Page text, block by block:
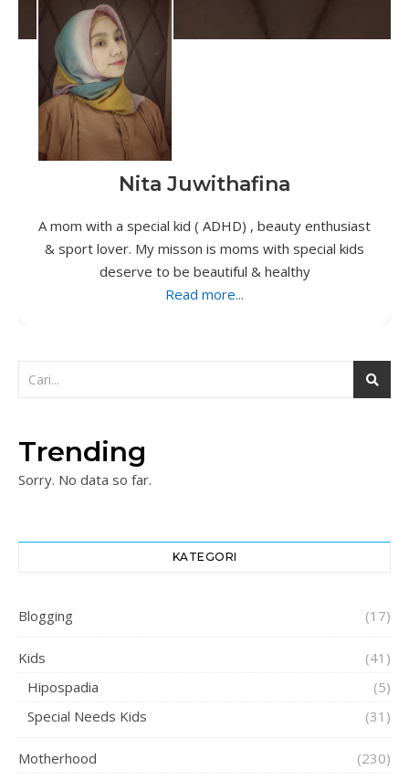
Nita Juwithafina
A mom with a special kid ( ADHD) , beauty enthusiast
& sport lover. My misson is moms with special kids
deserve to be beautiful & healthy
Read more...
Trending
Sorry. No data so far.
KATEGORI
Blogging (17)
Kids
(41)
Hipospadia
(5)
Special Needs Kids
(31)
Motherhood
(230)